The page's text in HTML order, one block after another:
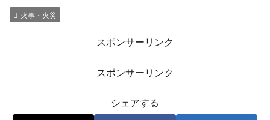
火事・火災
スポンサーリンク
スポンサーリンク
シェアする